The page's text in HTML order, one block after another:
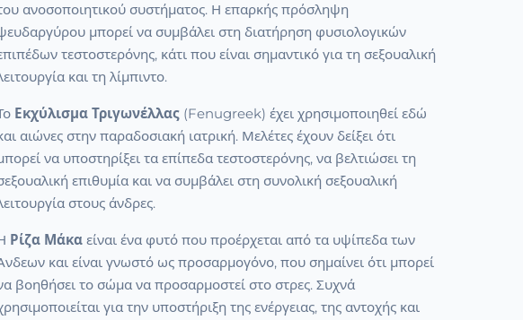
ανοσοποιητικού συστήματος. Η επαρκής πρόσληψη
μπορεί να συμβάλει στη διατήρηση φυσιολογικών
τεστοστερόνης, κάτι που είναι σημαντικό για τη σεξουαλική
και τη λίμπιντο.
Εκχύλισμα Τριγωνέλλας (Fenugreek) έχει χρησιμοποιηθεί εδώ
αιώνες στην παραδοσιακή ιατρική. Μελέτες έχουν δείξει ότι
να υποστηρίξει τα επίπεδα τεστοστερόνης, να βελτιώσει τη
επιθυμία και να συμβάλει στη συνολική σεξουαλική
στους άνδρες.
Ρίζα Μάκα είναι ένα φυτό που προέρχεται από τα υψίπεδα των
και είναι γνωστό ως προσαρμογόνο, που σημαίνει ότι μπορεί
βοηθήσει το σώμα να προσαρμοστεί στο στρες. Συχνά
για την υποστήριξη της ενέργειας, της αντοχής και